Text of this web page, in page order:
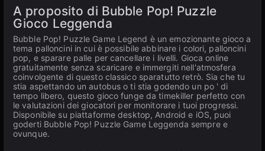
A proposito di Bubble Pop! Puzzle
Gioco Leggenda
Bubble Pop! Puzzle Game Legend è un emozionante gioco a
tema palloncini in cui è possibile abbinare i colori, palloncini
pop, e sparare palle per cancellare i livelli. Gioca online
gratuitamente senza scaricare e immergiti nell'atmosfera
coinvolgente di questo classico sparatutto retrò. Sia che tu
stia aspettando un autobus o ti stia godendo un po ' di
tempo libero, questo gioco funge da timekiller perfetto con
le valutazioni dei giocatori per monitorare i tuoi progressi.
Disponibile su piattaforme desktop, Android e iOS, puoi
goderti Bubble Pop! Puzzle Game Leggenda sempre e
ovunque.